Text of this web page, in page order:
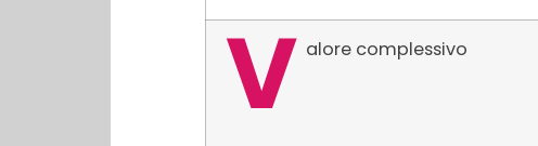
V alore complessivo